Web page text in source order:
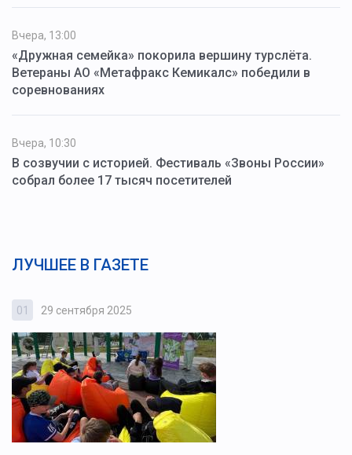
Вчера, 13:00
«Дружная семейка» покорила вершину турслёта.
Ветераны АО «Метафракс Кемикалс» победили в
соревнованиях
Вчера, 10:30
В созвучии с историей. Фестиваль «Звоны России»
собрал более 17 тысяч посетителей
ЛУЧШЕЕ В ГАЗЕТЕ
01 29 сентября 2025